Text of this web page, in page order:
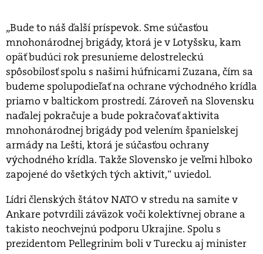
„Bude to náš ďalší príspevok. Sme súčasťou
mnohonárodnej brigády, ktorá je v Lotyšsku, kam
opäť budúci rok presunieme delostreleckú
spôsobilosť spolu s našimi húfnicami Zuzana, čím sa
budeme spolupodieľať na ochrane východného krídla
priamo v baltickom prostredí. Zároveň na Slovensku
naďalej pokračuje a bude pokračovať aktivita
mnohonárodnej brigády pod velením španielskej
armády na Lešti, ktorá je súčasťou ochrany
východného krídla. Takže Slovensko je veľmi hlboko
zapojené do všetkých tých aktivít,“ uviedol.
Lídri členských štátov NATO v stredu na samite v
Ankare potvrdili záväzok voči kolektívnej obrane a
takisto neochvejnú podporu Ukrajine. Spolu s
prezidentom Pellegrinim boli v Turecku aj minister